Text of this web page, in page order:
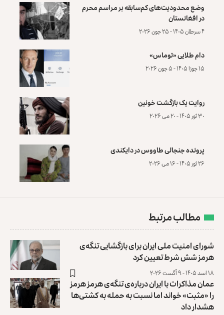
وضع محدودیت‌های کم‌سابقه بر مراسم محرم
در افغانستان
۴ سرطان ۱۴۰۵ - ۲۵ جون ۲۰۲۶
دام طلایی «توماس»
۱۵ جوزا ۱۴۰۵ - ۵ جون ۲۰۲۶
روایت یک بازگشت خونین
۳۰ ثور ۱۴۰۵ - ۲۰ می ۲۰۲۶
پرونده‌ جنجالی طاووس در دایکندی
۲۶ ثور ۱۴۰۵ - ۱۶ می ۲۰۲۶
مطالب مرتبط
شورای امنیت ملی ایران برای بازگشایی تنگه‌ی
هرمز شش شرط تعیین کرد
۱۸ اسد ۱۴۰۵ - ۹ آگست ۲۰۲۶
عمان مذاکرات با ایران درباره‌ی تنگه‌ی هرمز هرمز
را «مثبت» خواند ‏اما نسبت به حمله به کشتی‌ها
هشدار داد